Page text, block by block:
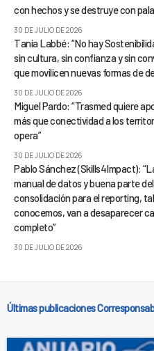
con hechos y se destruye con
30 DE JULIO DE 2026
Tania Labbé: “No hay
sin cultura, sin confianza y sin
que movilicen nuevas formas de
30 DE JULIO DE 2026
Miguel Pardo: “Trasmed quiere
más que conectividad a los
opera”
30 DE JULIO DE 2026
Pablo Sánchez (Skills4Impact):
manual de datos y buena parte
consolidación para el reporting,
conocemos, van a desaparecer
completo”
30 DE JULIO DE 2026
Últimas publicaciones